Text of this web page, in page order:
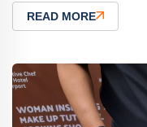
READ MORE